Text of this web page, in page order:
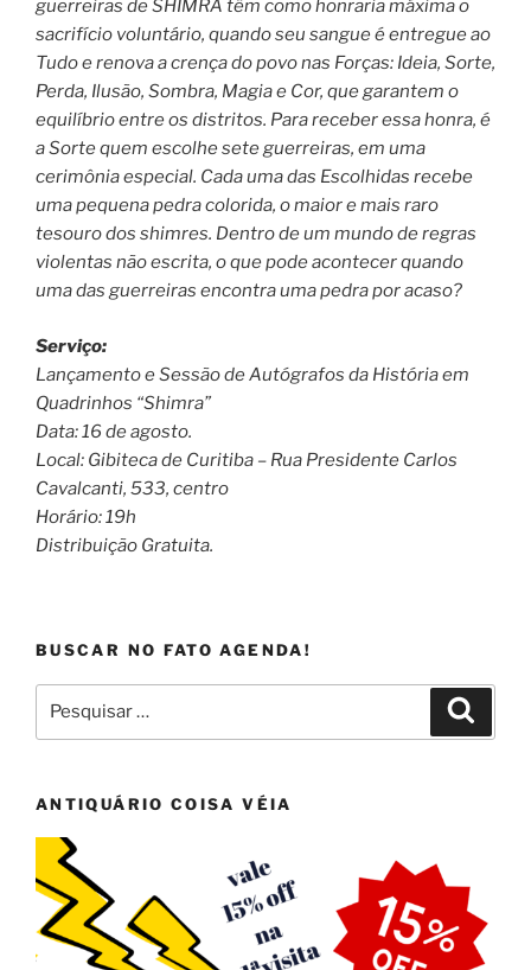
guerreiras de SHIMRA têm como honraria máxima o
sacrifício voluntário, quando seu sangue é entregue ao
Tudo e renova a crença do povo nas Forças: Ideia, Sorte,
Perda, Ilusão, Sombra, Magia e Cor, que garantem o
equilíbrio entre os distritos. Para receber essa honra, é
a Sorte quem escolhe sete guerreiras, em uma
cerimônia especial. Cada uma das Escolhidas recebe
uma pequena pedra colorida, o maior e mais raro
tesouro dos shimres. Dentro de um mundo de regras
violentas não escrita, o que pode acontecer quando
uma das guerreiras encontra uma pedra por acaso?
Serviço:
Lançamento e Sessão de Autógrafos da História em
Quadrinhos “Shimra”
Data: 16 de agosto.
Local: Gibiteca de Curitiba – Rua Presidente Carlos
Cavalcanti, 533, centro
Horário: 19h
Distribuição Gratuita.
BUSCAR NO FATO AGENDA!
por:
ANTIQUÁRIO COISA VÉIA